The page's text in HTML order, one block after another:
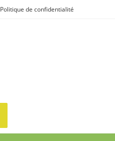
Politique de confidentialité